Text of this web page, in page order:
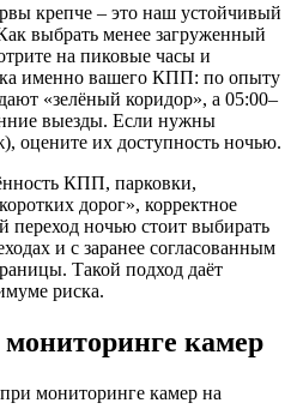
крепче – это наш устойчивый
выбрать менее загруженный
на пиковые часы и
именно вашего КПП: по опыту
«зелёный коридор», а 05:00–
выезды. Если нужны
оцените их доступность ночью.
КПП, парковки,
дорог», корректное
переход ночью стоит выбирать
и с заранее согласованным
Такой подход даёт
риска.
камер
мониторинге камер на